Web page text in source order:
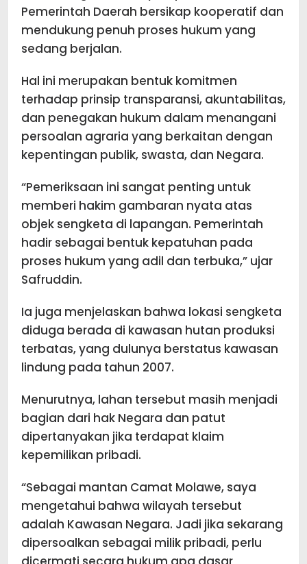
Pemerintah Daerah bersikap kooperatif dan
mendukung penuh proses hukum yang
sedang berjalan.
Hal ini merupakan bentuk komitmen
terhadap prinsip transparansi, akuntabilitas,
dan penegakan hukum dalam menangani
persoalan agraria yang berkaitan dengan
kepentingan publik, swasta, dan Negara.
“Pemeriksaan ini sangat penting untuk
memberi hakim gambaran nyata atas
objek sengketa di lapangan. Pemerintah
hadir sebagai bentuk kepatuhan pada
proses hukum yang adil dan terbuka,” ujar
Safruddin.
Ia juga menjelaskan bahwa lokasi sengketa
diduga berada di kawasan hutan produksi
terbatas, yang dulunya berstatus kawasan
lindung pada tahun 2007.
Menurutnya, lahan tersebut masih menjadi
bagian dari hak Negara dan patut
dipertanyakan jika terdapat klaim
kepemilikan pribadi.
“Sebagai mantan Camat Molawe, saya
mengetahui bahwa wilayah tersebut
adalah Kawasan Negara. Jadi jika sekarang
dipersoalkan sebagai milik pribadi, perlu